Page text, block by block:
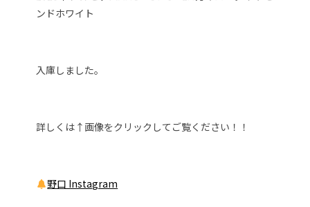
ンドホワイト
入庫しました。
詳しくは↑画像をクリックしてご覧ください！！
野口 Instagram